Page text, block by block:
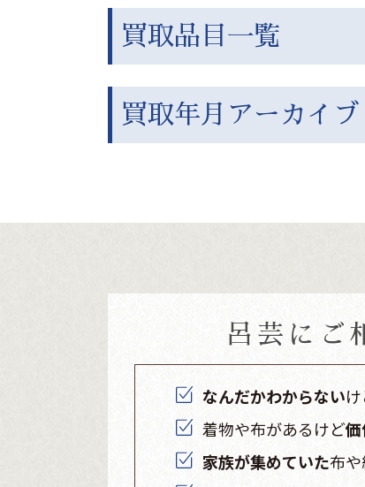
買取品目一覧
買取年月アーカイブ
呂芸にご
なんだかわからない
着物や布があるけど
家族が集めていた布